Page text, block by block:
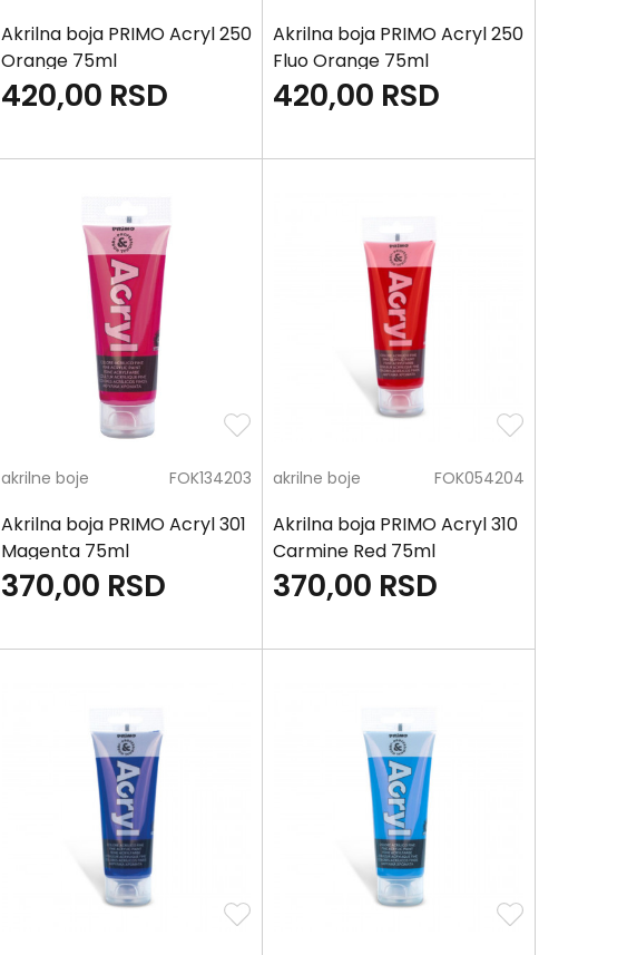
Akrilna boja PRIMO Acryl 250
Orange 75ml
420,00 RSD
Akrilna boja PRIMO Acryl 250
Fluo Orange 75ml
420,00 RSD
akrilne boje FOK134203
Akrilna boja PRIMO Acryl 301
Magenta 75ml
370,00 RSD
akrilne boje FOK054204
Akrilna boja PRIMO Acryl 310
Carmine Red 75ml
370,00 RSD